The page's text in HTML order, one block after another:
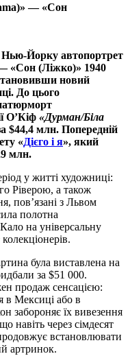
— «Сон
Нью-Йорку автопортрет
«Сон (Ліжко)» 1940
новий
До цього
О’Кіф «Дурман/Біла
$44,4 млн. Попередній
«Дієго і я», який
млн.
у житті художниці:
Ріверою, а також
пов’язані з Львом
полотна
на універсальну
була виставлена на
за $51 000.
продаж сенсацією:
в Мексиці або в
забороняє їх вивезення
навіть через сімдесят
продовжує встановлювати
артринок.